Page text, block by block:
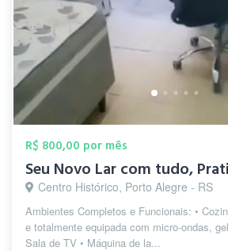
R$ 800,00 por mês
Seu Novo Lar com tudo,
Centro Histórico, Porto Alegre - RS
Ambientes Completos e Funcionais: •
e totalmente equipada com micro-ondas,
Sala de TV • Máquina de la...